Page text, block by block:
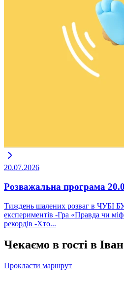
20.07.2026
Розважальна програма
Тиждень шалених розваг в ЧУБІ
експериментів -Гра «Правда чи
рекордів -Хто...
Чекаємо в гості в
Прокласти маршрут